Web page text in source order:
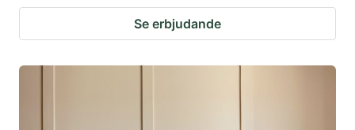
Se erbjudande